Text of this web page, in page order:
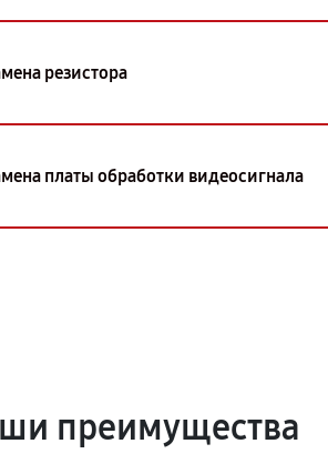
резистора
платы обработки видеосигнала
преимущества